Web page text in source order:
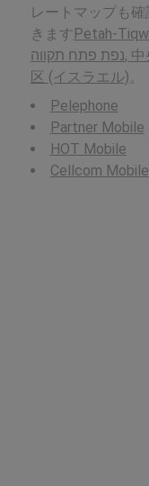
レートマップも確
きます Petah-
נפת פתח תקווה, 中央地
区 (イスラエル) 。
Pelephone
Partner Mobile
HOT Mobile
Cellcom Mobile